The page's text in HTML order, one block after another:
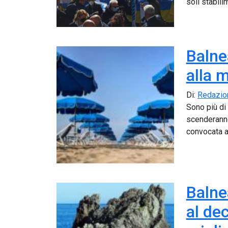
alla
Di:
Sono più di
convocata
al